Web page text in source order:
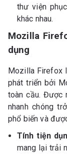
thư viện
khác nhau.
Mozilla
dụng
Mozilla Firefox
phát triển bởi
toàn cầu. Được
nhanh chóng
phổ biến và
Tính tiện
mang lại trải